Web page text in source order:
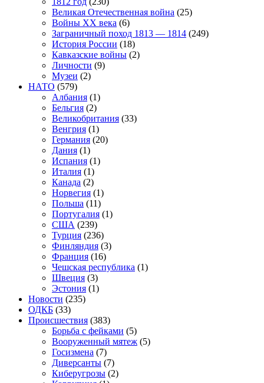
Великая Отечественная война (25)
Войны XX века (6)
Заграничный поход 1813 — 1814 (249)
История России (18)
Кавказские войны (2)
Личности (9)
Музеи (2)
НАТО (579)
Албания (1)
Бельгия (2)
Великобритания (33)
Венгрия (1)
Германия (20)
Дания (1)
Испания (1)
Италия (1)
Канада (2)
Норвегия (1)
Польша (11)
Португалия (1)
США (239)
Турция (236)
Финляндия (3)
Франция (16)
Чешская республика (1)
Швеция (3)
Эстония (1)
Новости (235)
ОДКБ (33)
Происшествия (383)
Борьба с фейками (5)
Вооруженный мятеж (5)
Госизмена (7)
Диверсанты (7)
Киберугрозы (2)